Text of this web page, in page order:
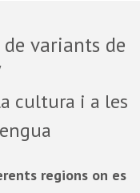
variants de
cultura i a les
regions on es